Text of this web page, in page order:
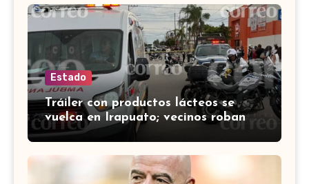
Estado
Tráiler con productos lácteos se
vuelca en Irapuato; vecinos roban
carga en lugar de auxiliar a heridos